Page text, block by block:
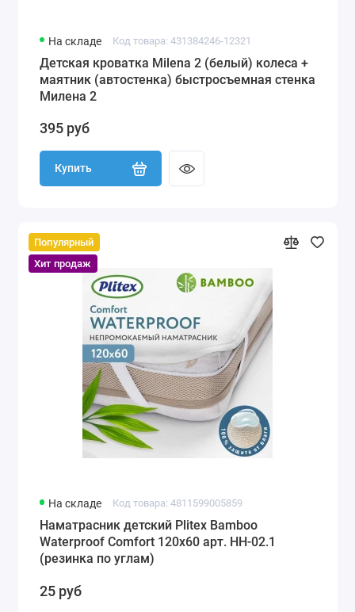
На складе Код товара: 431384246-12321
Детская кроватка Milena 2 (белый) колеса +
маятник (автостенка) быстросъемная стенка
Милена 2
395 руб
Купить
Популярный
Хит продаж
На складе Код товара: 4811599005859
Наматрасник детский Plitex Bamboo
Waterproof Comfort 120х60 арт. НН-02.1
(резинка по углам)
25 руб